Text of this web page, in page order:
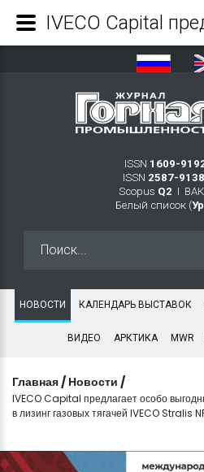
ISSN 1609-
ISSN 2587-9138
Scopus Q2 Ι
Белый список (
НОВОСТИ КАЛЕНДАРЬ ВЫСТАВОК
ВИДЕО АРКТИКА MWR
Главная / Новости /
IVECO Capital предлагает особо
в лизинг газовых тягачей IVECO Stralis